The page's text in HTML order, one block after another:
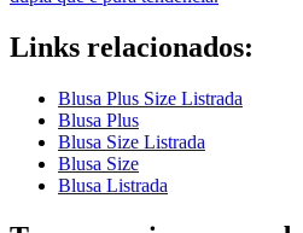
Links relacionados:
Blusa Plus Size Listrada
Blusa Plus
Blusa Size Listrada
Blusa Size
Blusa Listrada